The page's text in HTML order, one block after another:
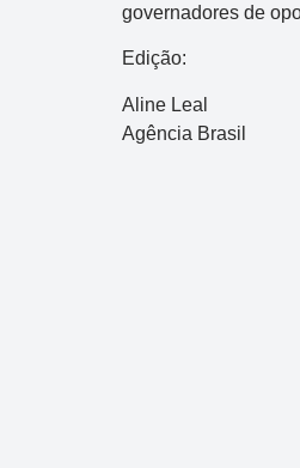
governadores de
Edição:
Aline Leal
Agência Brasil